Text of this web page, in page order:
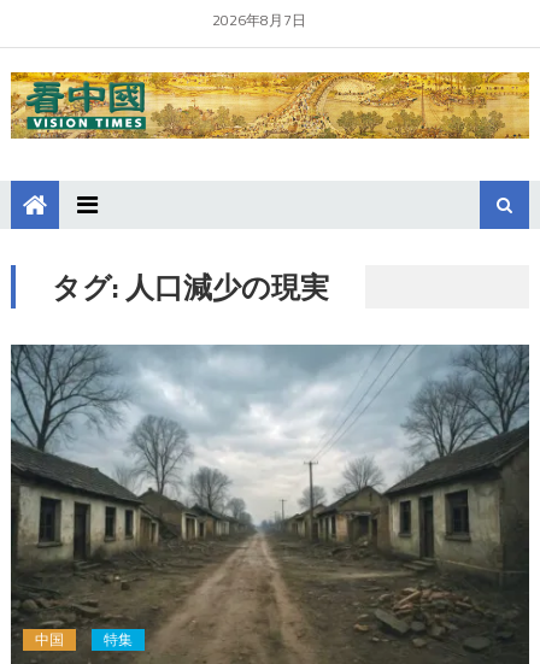
2026年8月7日
タグ:人口減少の現実
中国 特集